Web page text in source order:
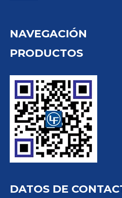
NAVEGACIÓN
PRODUCTOS
DATOS DE